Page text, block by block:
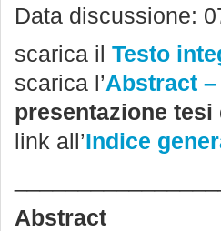
Data discussione:
scarica il Testo
scarica l’Abstract –
presentazione
link all’Indice
Abstract